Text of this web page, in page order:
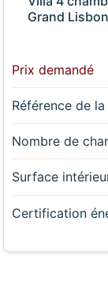
Grand
Prix demandé
Référence de
Nombre de
Surface
Certification